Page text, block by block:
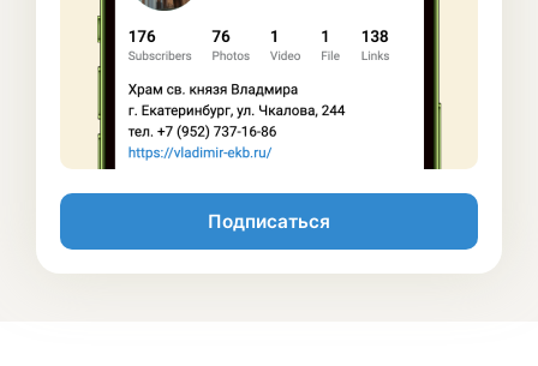
Подписаться